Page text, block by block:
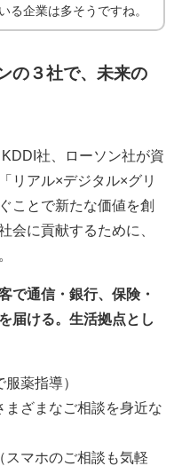
る企業は多そうですね。
の３社で、未来の
社、ローソン社が資
リアル×デジタル×グリ
ことで新たな価値を創
会に貢献するために、
で通信・銀行、保険・
届ける。生活拠点とし
薬指導）
ざまなご相談を身近な
スマホのご相談も気軽